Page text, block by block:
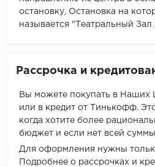
остановку, Остановка на
называется "Театральный Зал
Рассрочка и
Вы можете покупать в Наших
или в кредит от Тинькофф.
когда хотите более
бюджет и если нет всей
Для оформления нужны
Подробнее о рассрочках и